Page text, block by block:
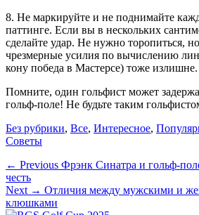
8. Не маркируйте и не поднимайте
паттинге. Если вы в нескольких
сделайте удар. Не нужно торопиться,
чрезмерные усилия по вычислению
кону победа в Мастерсе) тоже излишне.
Помните, один гольфист может
гольф-поле! Не будьте таким
Categories
Без рубрики, Все, Интересное,
Советы
Навигация
по
записям
← Previous Previous
Фрэнк Синатра и гольф-
честь
Next → Next
post:
Отличия между мужскими и
клюшками